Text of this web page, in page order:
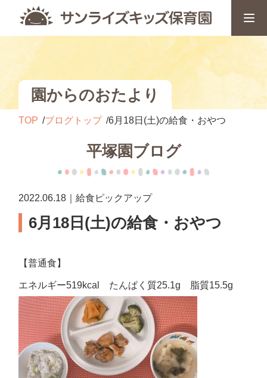
園からのおたより
TOP ブログトップ 6月18日(土)の給食・おやつ
平塚園ブログ
2022.06.18｜給食ピックアップ
6月18日(土)の給食・おやつ
【普通食】
エネルギー519kcal たんぱく質25.1g 脂質15.5g